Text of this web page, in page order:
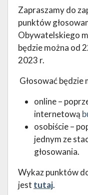
Zapraszamy do
punktów
Obywatelskiego
będzie można od
2023 r.
Głosować będzie
online –
internetową
osobiście –
jednym ze
głosowania.
Wykaz punktów
jest tutaj.